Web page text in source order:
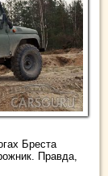
Бреста
Правда,